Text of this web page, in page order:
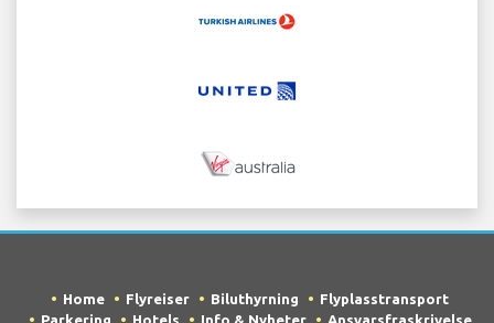
Home Flyreiser Biluthyrning
Flyplasstransport